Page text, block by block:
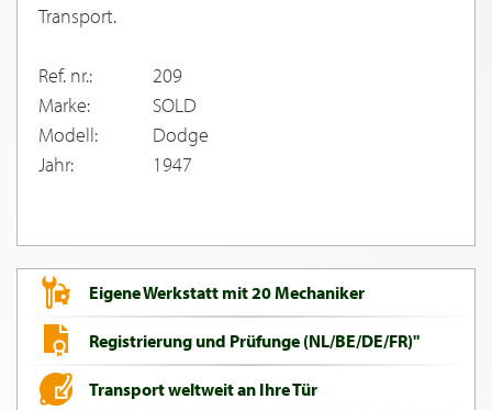
Transport.
Ref. nr.:
209
Marke:
SOLD
Modell:
Dodge
Jahr:
1947
Eigene Werkstatt mit 20 Mechaniker
Registrierung und Prüfunge (NL/BE/DE/FR)"
Transport weltweit an Ihre Tür